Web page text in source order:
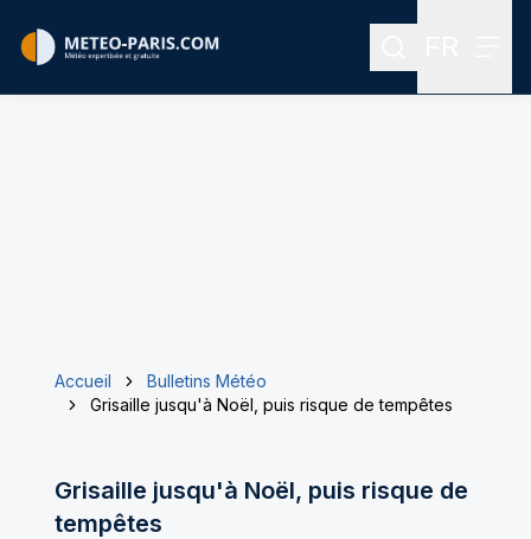
Rechercher
Accueil
Bulletins Météo
Grisaille jusqu'à Noël, puis risque de tempêtes
Grisaille jusqu'à Noël, puis risque de
tempêtes